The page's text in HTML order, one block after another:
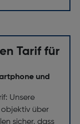
Tarif für
und
Unsere
über
sicher, dass